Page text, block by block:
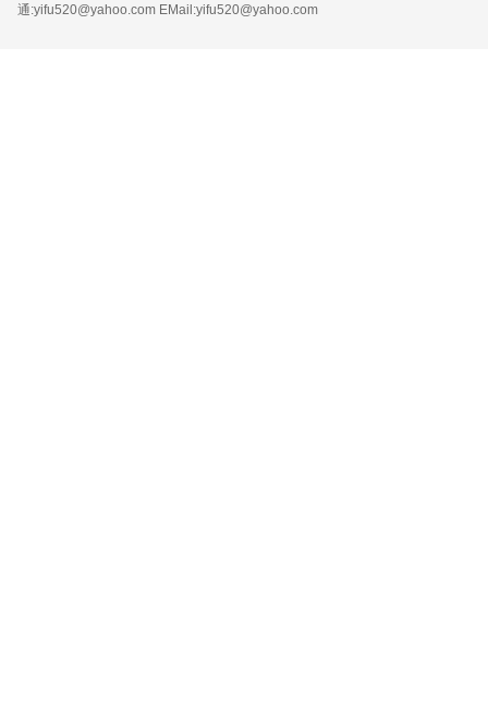
通:yifu520@yahoo.com EMail:yifu520@yahoo.com